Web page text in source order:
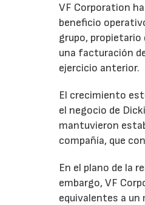
VF Corporation
beneficio
grupo, propietario
una facturación
ejercicio anterior.
El crecimiento
el negocio de
mantuvieron
compañía, que
En el plano de la
embargo, VF
equivalentes a un